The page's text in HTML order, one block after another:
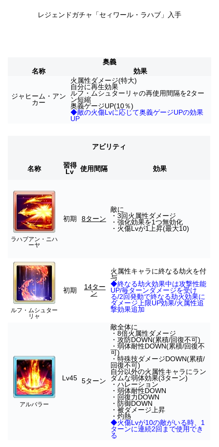
レジェンドガチャ「セィワール・ラハブ 」入手
奥義
名称
効果
ジャヒーム・アン
カー
火属性ダメージ(特大)
自分に再生効果
ルフ・ムシュターリャの再使用間隔を2ター
ン短縮
奥義ゲージUP(10％)
◆敵の火傷Lvに応じて奥義ゲージUPの効果
UP
アビリティ
名称
習得
Lv
使用間隔 効果
ラハブアン・ニハ
ーヤ
初期 8ターン
敵に
・3回火属性ダメージ
・強化効果を1つ無効化
・火傷Lvが1上昇(最大10)
ルフ・ムシュター
リャ
初期
14ター
ン
火属性キャラに終なる劫火を付
与
◆終なる劫火効果中は攻撃性能
UP/毎ターンダメージを受け
る/2回発動で終なる劫火効果に
ダメージ上限UP効果/火属性追
撃効果追加
アルバラー
Lv45 5ターン
敵全体に
・8倍火属性ダメージ
・攻防DOWN(累積/回復不可)
・弱体耐性DOWN(累積/回復不
可)
・特殊技ダメージDOWN(累積/
回復不可)
自分以外の火属性キャラにラン
ダムな弱体効果(3ターン)
・ハレーション
・弱体耐性DOWN
・回復力DOWN
・防御DOWN
・被ダメージ上昇
・灼熱
◆火傷Lvが10の敵がいる時、1
ターンに連続2回まで使用でき
る